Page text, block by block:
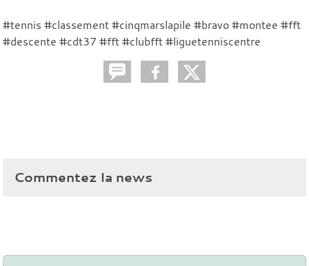
#tennis #classement #cinqmarslapile #bravo #montee #fft
#descente #cdt37 #fft #clubfft #liguetenniscentre
Commentez la news